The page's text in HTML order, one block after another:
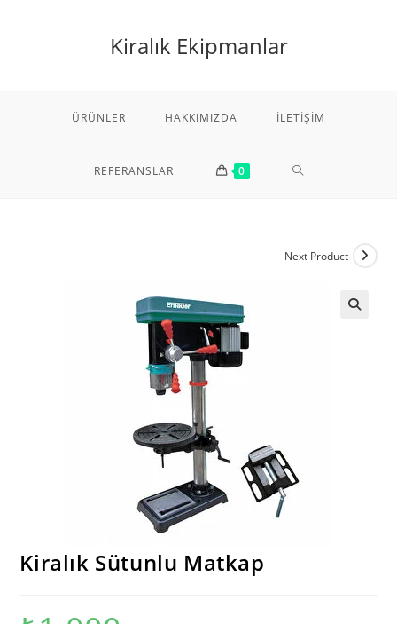
Kiralık Ekipmanlar
ÜRÜNLER HAKKIMIZDA İLETIŞIM
REFERANSLAR 0 TOGGLE
Next Product
Kiralık Sütunlu Matkap